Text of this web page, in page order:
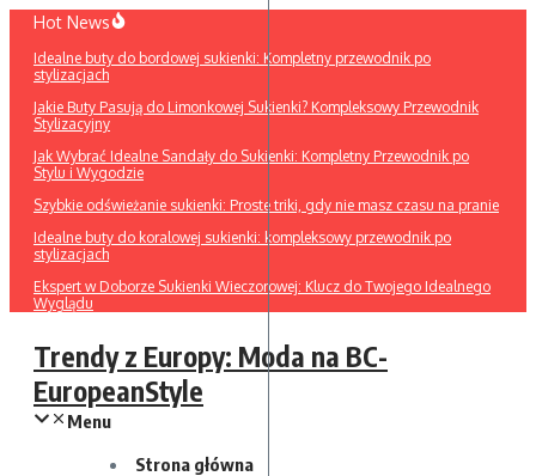
Przejdź
treści
Hot News
Idealne buty do bordowej sukienki: Kompletny przewodnik po
stylizacjach
Jakie Buty Pasują do Limonkowej Sukienki? Kompleksowy Przewodnik
Stylizacyjny
Jak Wybrać Idealne Sandały do Sukienki: Kompletny Przewodnik po
Stylu i Wygodzie
Szybkie odświeżanie sukienki: Proste triki, gdy nie masz czasu na pranie
Idealne buty do koralowej sukienki: kompleksowy przewodnik po
stylizacjach
Ekspert w Doborze Sukienki Wieczorowej: Klucz do Twojego Idealnego
Wyglądu
Trendy z Europy: Moda na BC-
EuropeanStyle
Menu
Strona główna